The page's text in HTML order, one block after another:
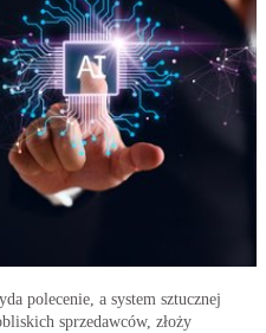
polecenie, a system sztucznej
sprzedawców, złoży